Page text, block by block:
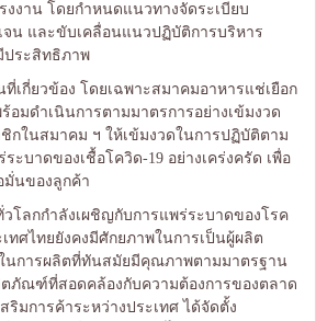
งงาน โดยกำหนดแนวทางจัดระเบียบ
น และขับเคลื่อนแนวปฏิบัติการบริหาร
ประสิทธิภาพ
เกี่ยวข้อง โดยเฉพาะสมาคมอาหารแช่เยือก
อมดำเนินการตามมาตรการอย่างเข้มงวด
กในสมาคม ฯ ให้เข้มงวดในการปฏิบัติตาม
ะบาดของเชื้อโควิด-19 อย่างเคร่งครัด เพื่อ
มั่นของลูกค้า
โลกกำลังเผชิญกับการแพร่ระบาดของโรค
ทศไทยยังคงมีศักยภาพในการเป็นผู้ผลิต
นการผลิตที่ทันสมัยมีคุณภาพตามมาตรฐาน
ภัณฑ์ที่สอดคล้องกับความต้องการของตลาด
ริมการค้าระหว่างประเทศ ได้จัดตั้ง